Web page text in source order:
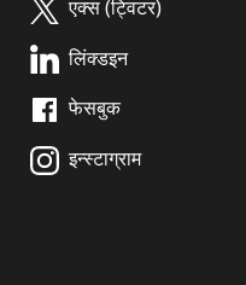
एक्स (ट्विटर)
लिंक्डइन
फेसबुक
इन्स्टाग्राम